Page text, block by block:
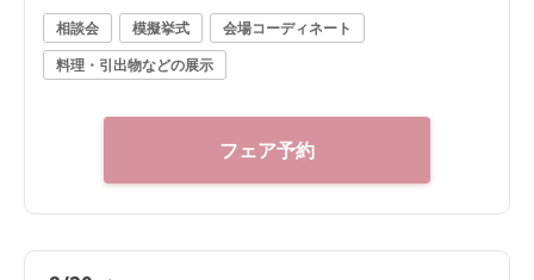
ゼント♪
相談会 模擬挙式
会場コーディネート
料理・引出物などの展示
フェア予約